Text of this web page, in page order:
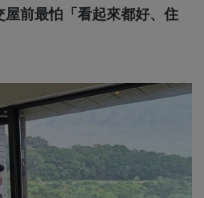
前最怕「看起來都好、住